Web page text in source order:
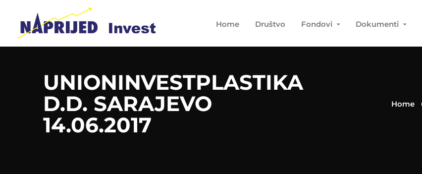
Home Društvo Fondovi Dokumenti
UNIONINVESTPLASTIKA
D.D. SARAJEVO
14.06.2017
Home